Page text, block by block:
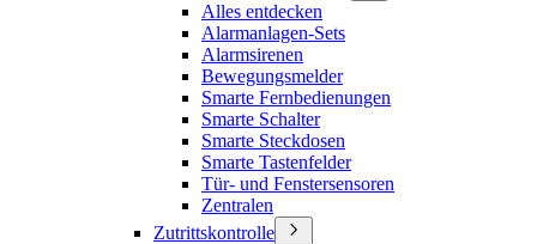
Alles entdecken
Alarmanlagen-Sets
Alarmsirenen
Bewegungsmelder
Smarte Fernbedienungen
Smarte Schalter
Smarte Steckdosen
Smarte Tastenfelder
Tür- und Fenstersensoren
Zentralen
Zutrittskontrolle